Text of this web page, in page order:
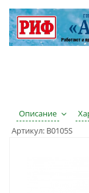
Описание
Артикул: B0105S